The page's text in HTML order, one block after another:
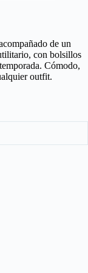
de un
con bolsillos
Cómodo,
outfit.